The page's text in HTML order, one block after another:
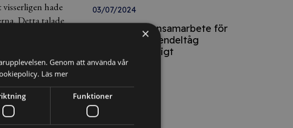
hade
Detta talade
någon skada
03/07/2024
Förbud mot ensamarbete för
lokförare på pendeltåg
oproportionerligt
×
Genom att använda vår
Läs mer
Funktioner